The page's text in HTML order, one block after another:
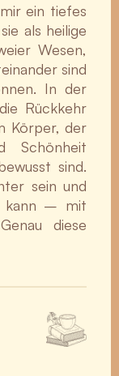
ein tiefes
als heilige
Wesen,
sind
In der
Rückkehr
Körper, der
Schönheit
sind.
sein und
kann – mit
diese